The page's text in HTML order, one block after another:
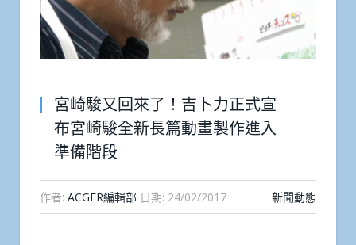
宮崎駿又回來了！吉卜力正式宣
布宮崎駿全新長篇動畫製作進入
準備階段
作者: ACGER編輯部 日期: 24/02/2017 新聞動態